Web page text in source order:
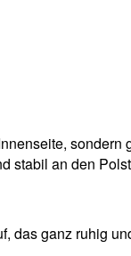
sondern
stabil an den
das ganz ruhig